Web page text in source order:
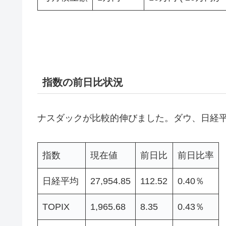
指数の前日比状況
ナスダックが比較的伸びました。ダウ、日経
指数 現在値 前日比 前日比率
日経平均 27,954.85 112.52 0.40％
TOPIX 1,965.68 8.35 0.43％